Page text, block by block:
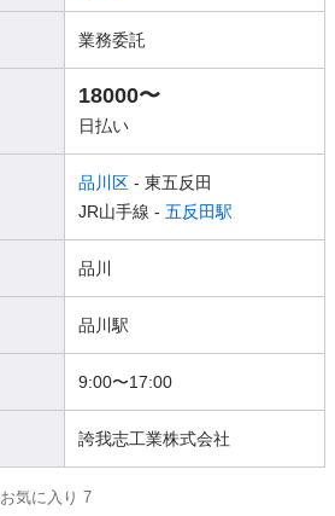
業務委託
18000〜
日払い
品川区 - 東五反田
JR山手線 - 五反田駅
品川
品川駅
9:00〜17:00
誇我志工業株式会社
お気に入り 7